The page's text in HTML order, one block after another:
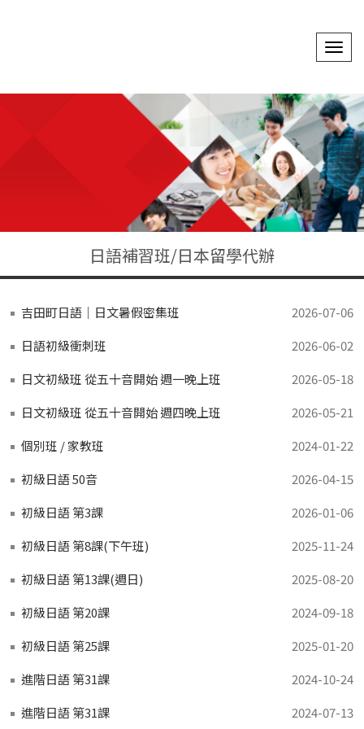
選
單
換
日語補習班/日本留學代辦
吉田町日語｜日文暑假密集班
2026-07-06
日語初級衝刺班
2026-06-02
日文初級班 從五十音開始 週一晚上班
2026-05-18
日文初級班 從五十音開始 週四晚上班
2026-05-21
個別班 / 家教班
2024-01-22
初級日語 50音
2026-04-15
初級日語 第3課
2026-01-06
初級日語 第8課(下午班)
2025-11-24
初級日語 第13課(週日)
2025-08-20
初級日語 第20課
2024-09-18
初級日語 第25課
2025-01-20
進階日語 第31課
2024-10-24
進階日語 第31課
2024-07-13